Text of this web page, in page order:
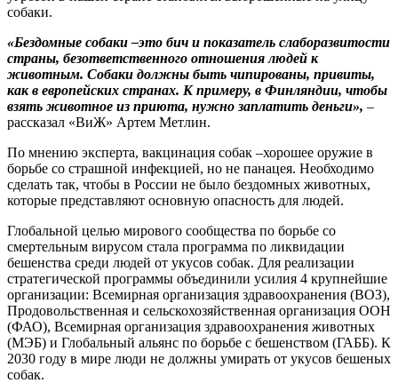
собаки.
«Бездомные собаки –это бич и показатель слаборазвитости
страны, безответственного отношения людей к
животным. Собаки должны быть чипированы, привиты,
как в европейских странах. К примеру, в Финляндии, чтобы
взять животное из приюта, нужно заплатить деньги», –
рассказал «ВиЖ» Артем Метлин.
По мнению эксперта, вакцинация собак –хорошее оружие в
борьбе со страшной инфекцией, но не панацея. Необходимо
сделать так, чтобы в России не было бездомных животных,
которые представляют основную опасность для людей.
Глобальной целью мирового сообщества по борьбе со
смертельным вирусом стала программа по ликвидации
бешенства среди людей от укусов собак. Для реализации
стратегической программы объединили усилия 4 крупнейшие
организации: Всемирная организация здравоохранения (ВОЗ),
Продовольственная и сельскохозяйственная организация ООН
(ФАО), Всемирная организация здравоохранения животных
(МЭБ) и Глобальный альянс по борьбе с бешенством (ГАББ). К
2030 году в мире люди не должны умирать от укусов бешеных
собак.